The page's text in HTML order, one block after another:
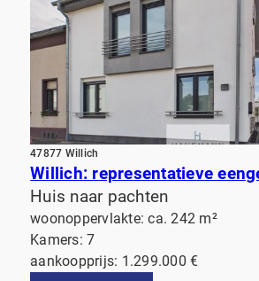
47877 Willich
Huis naar pachten
woonoppervlakte: ca. 242 m²
Kamers: 7
aankoopprijs: 1.299.000 €